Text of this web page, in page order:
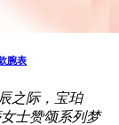
腕表
之际，宝珀
女士赞颂系列梦